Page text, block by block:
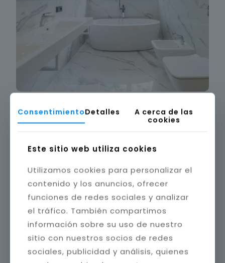
ConsentimientoDetalles
A cerca de las
cookies
Este sitio web utiliza cookies
Utilizamos cookies para personalizar el
contenido y los anuncios, ofrecer
funciones de redes sociales y analizar
el tráfico. También compartimos
información sobre su uso de nuestro
sitio con nuestros socios de redes
sociales, publicidad y análisis, quienes